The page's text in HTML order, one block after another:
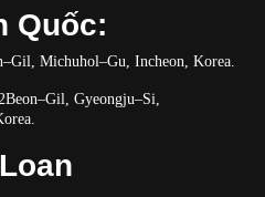
Quốc:
Michuhol–Gu, Incheon, Korea.
Gyeongju–Si,